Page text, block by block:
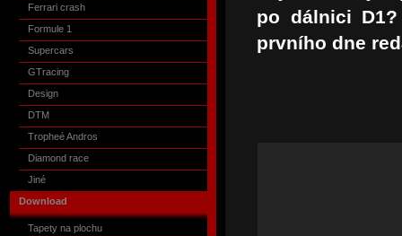
Ferrari crash
Formule 1
Supercars
GTracing
Design
DTM
Tropheé Andros
Diamond race
Jiné
Download
Tapety na plochu
po dálnici
prvního dne